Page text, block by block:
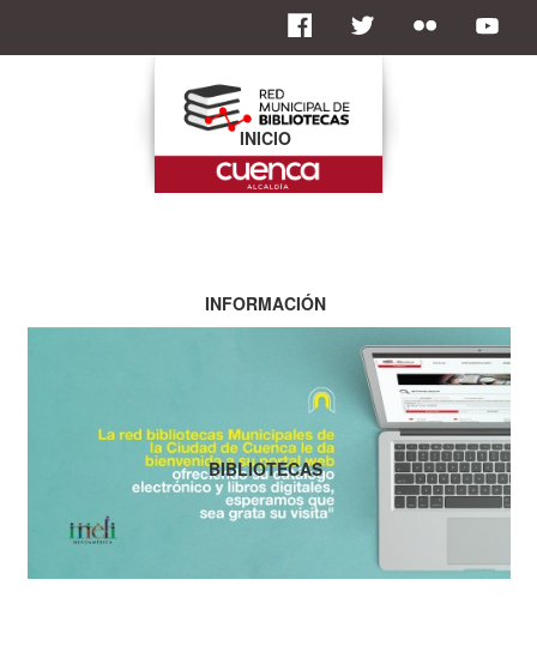
INICIO
INFORMACIÓN
BIBLIOTECAS